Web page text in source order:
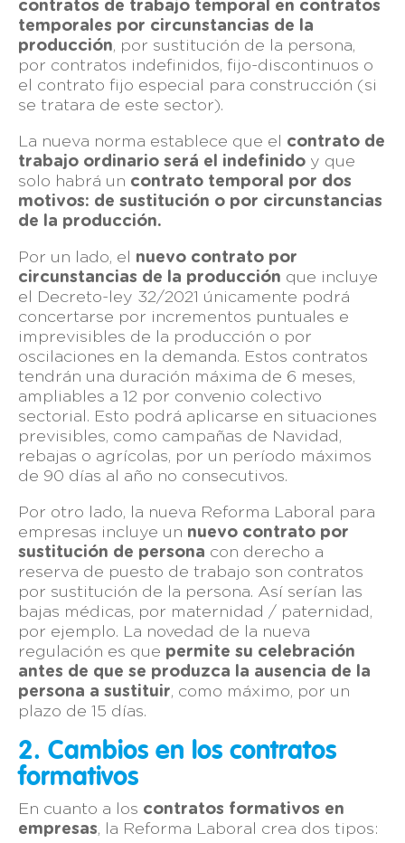
contratos de trabajo temporal en contratos
temporales por circunstancias de la
producción, por sustitución de la persona,
por contratos indefinidos, fijo-discontinuos o
el contrato fijo especial para construcción (si
se tratara de este sector).
La nueva norma establece que el contrato de
trabajo ordinario será el indefinido y que
solo habrá un contrato temporal por dos
motivos: de sustitución o por circunstancias
de la producción.
Por un lado, el nuevo contrato por
circunstancias de la producción que incluye
el Decreto-ley 32/2021 únicamente podrá
concertarse por incrementos puntuales e
imprevisibles de la producción o por
oscilaciones en la demanda. Estos contratos
tendrán una duración máxima de 6 meses,
ampliables a 12 por convenio colectivo
sectorial. Esto podrá aplicarse en situaciones
previsibles, como campañas de Navidad,
rebajas o agrícolas, por un período máximos
de 90 días al año no consecutivos.
Por otro lado, la nueva Reforma Laboral para
empresas incluye un nuevo contrato por
sustitución de persona con derecho a
reserva de puesto de trabajo son contratos
por sustitución de la persona. Así serían las
bajas médicas, por maternidad / paternidad,
por ejemplo. La novedad de la nueva
regulación es que permite su celebración
antes de que se produzca la ausencia de la
persona a sustituir, como máximo, por un
plazo de 15 días.
2. Cambios en los contratos
formativos
En cuanto a los contratos formativos en
empresas, la Reforma Laboral crea dos tipos: